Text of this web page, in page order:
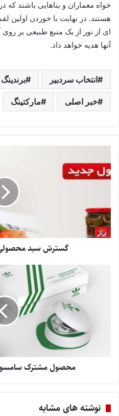
خواه معماران و بنا­هایی باشند
هستند. در نهایت با خوردن اولین
ای از نور از یک منبع طبیعی بر روی
آن­ها هدیه خواهد داد.
انتخاب سردبیر برندینگ
خبر اصلی مارکتینگ
گسترش سبد محصولی
محصول مشترک
نوشته های مشابه